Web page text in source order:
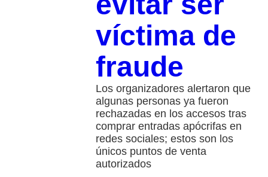
víctima de
fraude
Los organizadores alertaron que
algunas personas ya fueron
rechazadas en los accesos tras
comprar entradas apócrifas en
redes sociales; estos son los
únicos puntos de venta
autorizados